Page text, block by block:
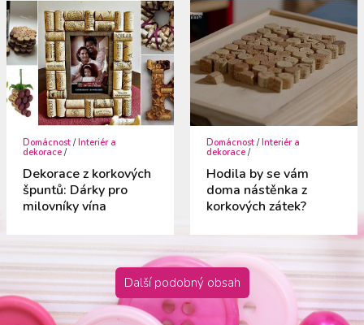
Domácnost /Interiér a
dekorace /
Dekorace z korkových
špuntů: Dárky pro
milovníky vína
Domácnost /Interiér a
dekorace /
Hodila by se vám
doma nástěnka z
korkových zátek?
Další podobný obsah